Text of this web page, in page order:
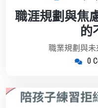
職涯規劃與焦
的
職業規劃與
0